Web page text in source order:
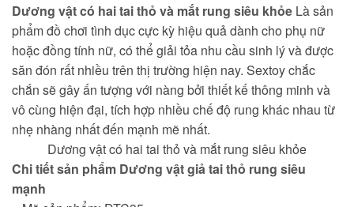
Dương vật có hai tai thỏ và mắt rung siêu khỏe Là sản
phẩm đồ chơi tình dục cực kỳ hiệu quả dành cho phụ nữ
hoặc đồng tính nữ, có thể giải tỏa nhu cầu sinh lý và được
săn đón rất nhiều trên thị trường hiện nay. Sextoy chắc
chắn sẽ gây ấn tượng với nàng bởi thiết kế thông minh và
vô cùng hiện đại, tích hợp nhiều chế độ rung khác nhau từ
nhẹ nhàng nhất đến mạnh mẽ nhất.
Dương vật có hai tai thỏ và mắt rung siêu khỏe
Chi tiết sản phẩm Dương vật giả tai thỏ rung siêu
mạnh